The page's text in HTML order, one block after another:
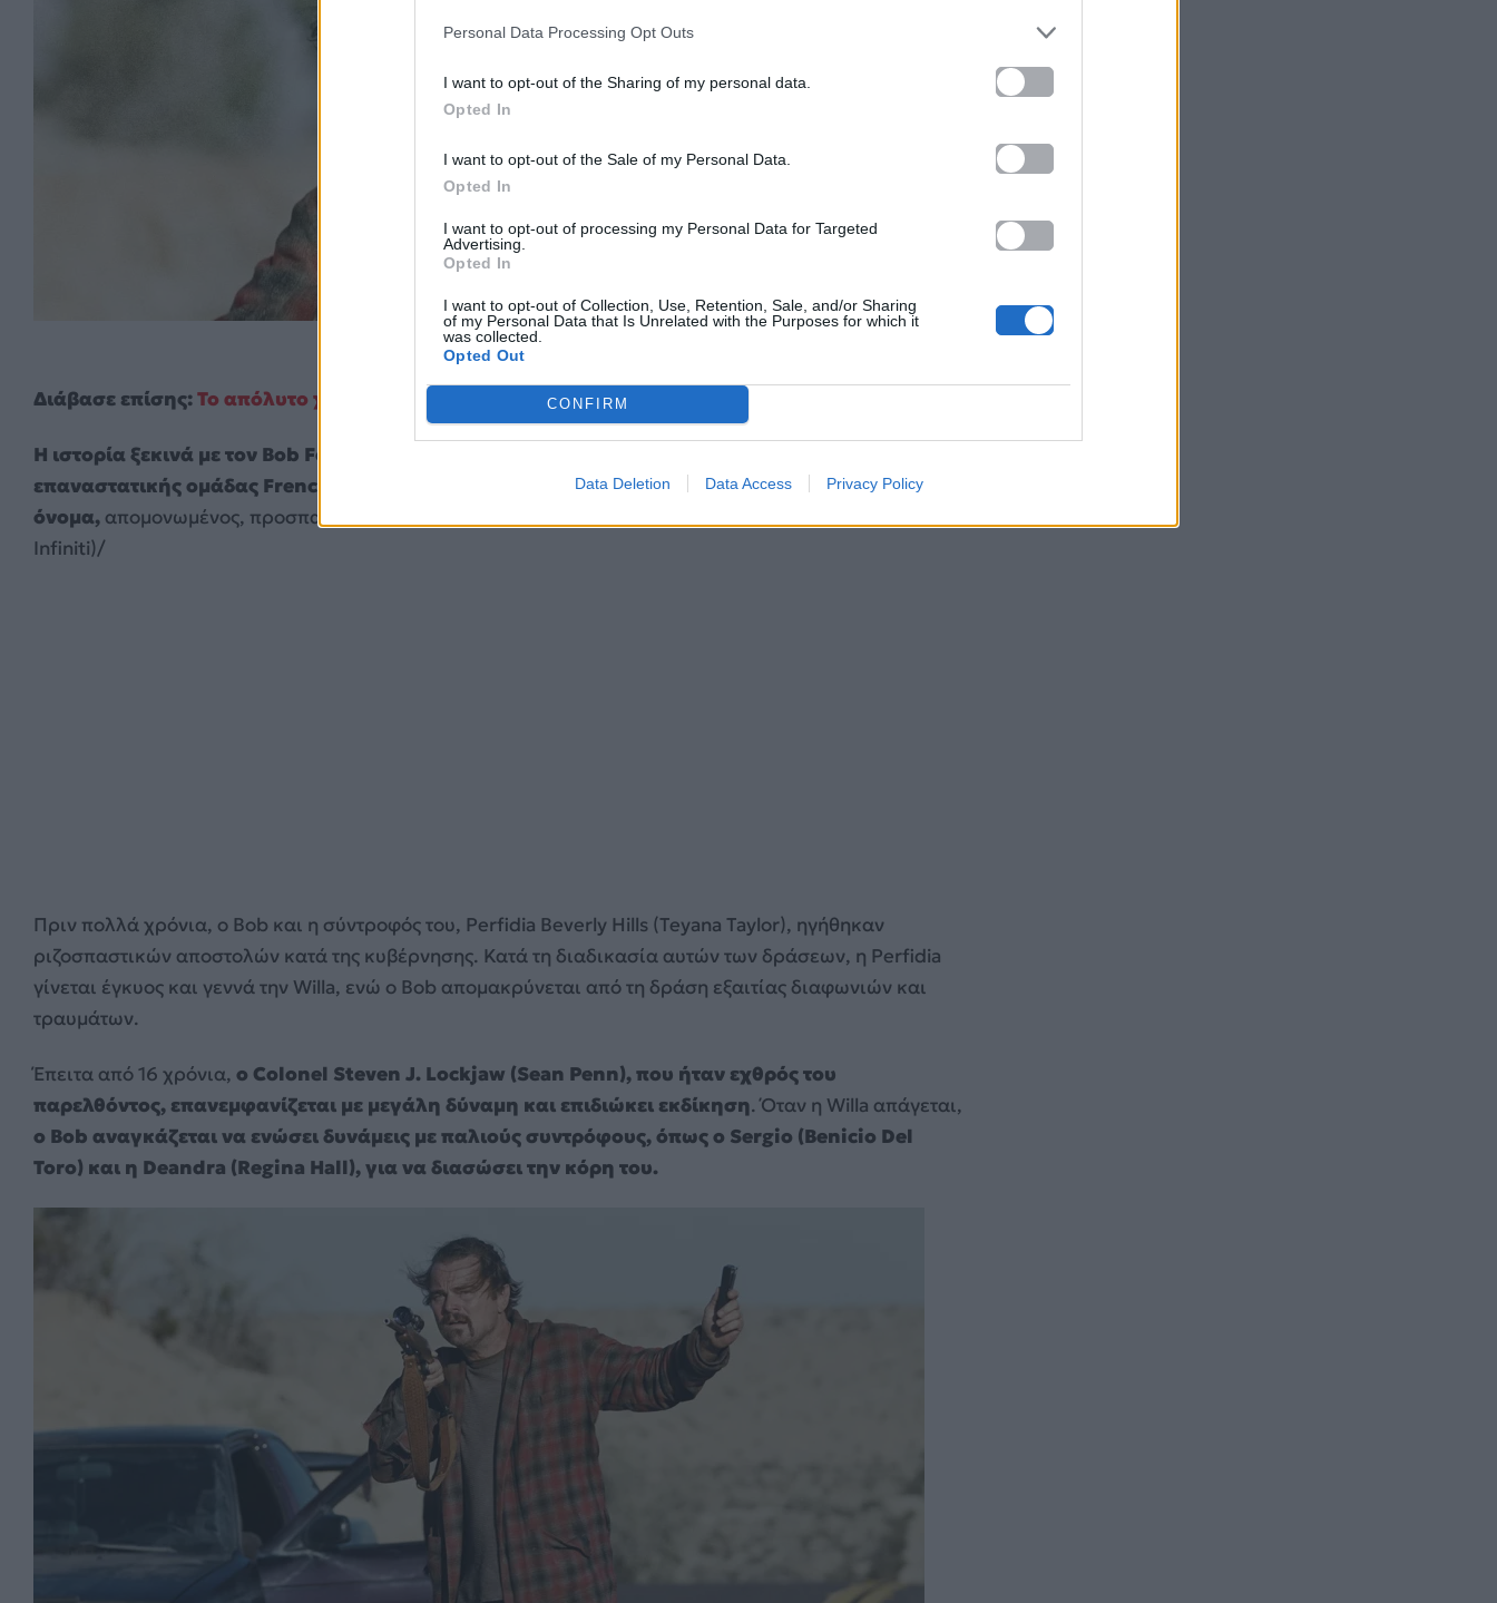
Personal Data Processing Opt Outs
I want to opt-out of the Sharing of my personal data.
Opted In
I want to opt-out of the Sale of my Personal Data.
Opted In
I want to opt-out of processing my Personal Data for Targeted
Advertising.
Opted In
I want to opt-out of Collection, Use, Retention, Sale, and/or Sharing
of my Personal Data that Is Unrelated with the Purposes for which it
was collected.
Opted Out
CONFIRM
Data Deletion Data Access Privacy Policy
Διάβασε επίσης:Το απόλυτο χάος στο νέο trailer του Avatar: Fire and Ash (video)
Η ιστορία ξεκινά με τον Bob Ferguson aka «Ghetto Pat» (Leonardo DiCaprio), πρώην μέλος της
επαναστατικής ομάδας French 75, να έχει εγκαταλείψει τη δημόσια ζωή και να ζει υπό νέο
όνομα, απομονωμένος, προσπαθώντας να κρατήσει μια ήρεμη ζωή μαζί με την κόρη του, Willa (Chase
Infiniti)/
Πριν πολλά χρόνια, ο Bob και η σύντροφός του, Perfidia Beverly Hills (Teyana Taylor), ηγήθηκαν
ριζοσπαστικών αποστολών κατά της κυβέρνησης. Κατά τη διαδικασία αυτών των δράσεων, η Perfidia
γίνεται έγκυος και γεννά την Willa, ενώ ο Bob απομακρύνεται από τη δράση εξαιτίας διαφωνιών και
τραυμάτων.
Έπειτα από 16 χρόνια, ο Colonel Steven J. Lockjaw (Sean Penn), που ήταν εχθρός του
παρελθόντος, επανεμφανίζεται με μεγάλη δύναμη και επιδιώκει εκδίκηση. Όταν η Willa απάγεται,
ο Bob αναγκάζεται να ενώσει δυνάμεις με παλιούς συντρόφους, όπως ο Sergio (Benicio Del
Toro) και η Deandra (Regina Hall), για να διασώσει την κόρη του.